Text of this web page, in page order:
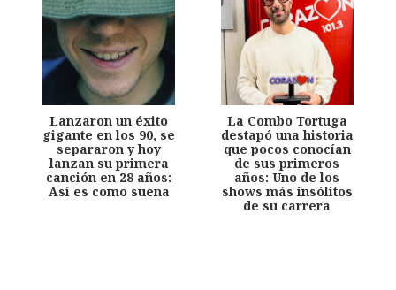
Lanzaron un éxito
gigante en los 90, se
separaron y hoy
lanzan su primera
canción en 28 años:
Así es como suena
La Combo Tortuga
destapó una historia
que pocos conocían
de sus primeros
años: Uno de los
shows más insólitos
de su carrera